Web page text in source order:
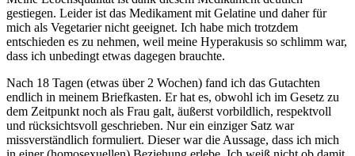
gestiegen. Leider ist das Medikament mit Gelatine und daher für
mich als Vegetarier nicht geeignet. Ich habe mich trotzdem
entschieden es zu nehmen, weil meine Hyperakusis so schlimm war,
dass ich unbedingt etwas dagegen brauchte.
Nach 18 Tagen (etwas über 2 Wochen) fand ich das Gutachten
endlich in meinem Briefkasten. Er hat es, obwohl ich im Gesetz zu
dem Zeitpunkt noch als Frau galt, äußerst vorbildlich, respektvoll
und rücksichtsvoll geschrieben. Nur ein einziger Satz war
missverständlich formuliert. Dieser war die Aussage, dass ich mich